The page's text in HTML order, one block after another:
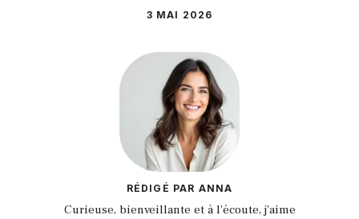
3 MAI 2026
RÉDIGÉ PAR ANNA
Curieuse, bienveillante et à l’écoute, j'aime